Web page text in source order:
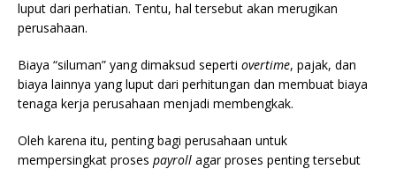
luput dari perhatian. Tentu, hal tersebut akan merugikan
perusahaan.
Biaya “siluman” yang dimaksud seperti overtime, pajak, dan
biaya lainnya yang luput dari perhitungan dan membuat biaya
tenaga kerja perusahaan menjadi membengkak.
Oleh karena itu, penting bagi perusahaan untuk
mempersingkat proses payroll agar proses penting tersebut